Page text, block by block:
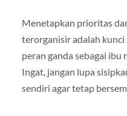
Menetapkan prioritas
terorganisir adalah kunci
peran ganda sebagai ibu
Ingat, jangan lupa
sendiri agar tetap